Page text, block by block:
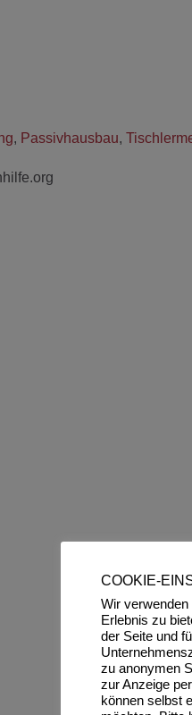
, Passivhausbau,
COOKIE-
Wir
Erlebnis zu
der Seite und
zu anonymen
zur Anzeige
können selbst